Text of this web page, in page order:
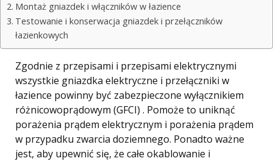
Montaż gniazdek i włączników w łazience
Testowanie i konserwacja gniazdek i przełączników
łazienkowych
Zgodnie z przepisami i przepisami elektrycznymi
wszystkie gniazdka elektryczne i przełączniki w
łazience powinny być zabezpieczone wyłącznikiem
różnicowoprądowym (GFCI) . Pomoże to uniknąć
porażenia prądem elektrycznym i porażenia prądem
w przypadku zwarcia doziemnego. Ponadto ważne
jest, aby upewnić się, że całe okablowanie i